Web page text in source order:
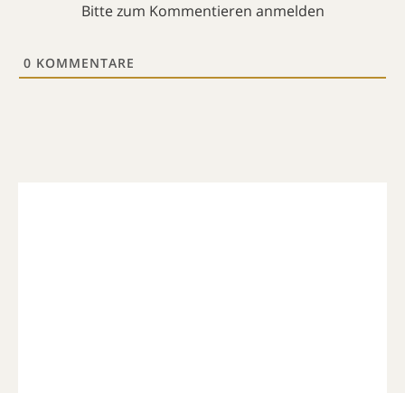
Bitte zum Kommentieren anmelden
0 KOMMENTARE